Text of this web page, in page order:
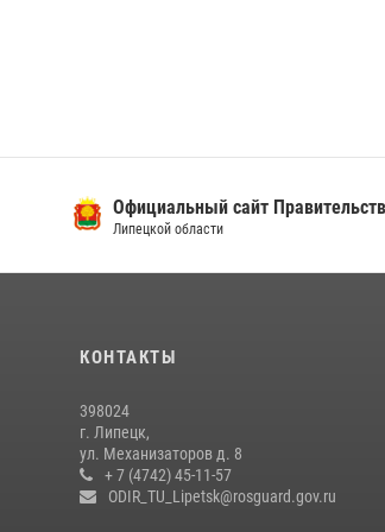
Официальный сайт
Липецкой области
КОНТАКТЫ
398024
г. Липецк,
ул. Механизаторов д. 8
+ 7 (4742) 45-11-57
ODIR_TU_Lipetsk@rosguard.gov.ru